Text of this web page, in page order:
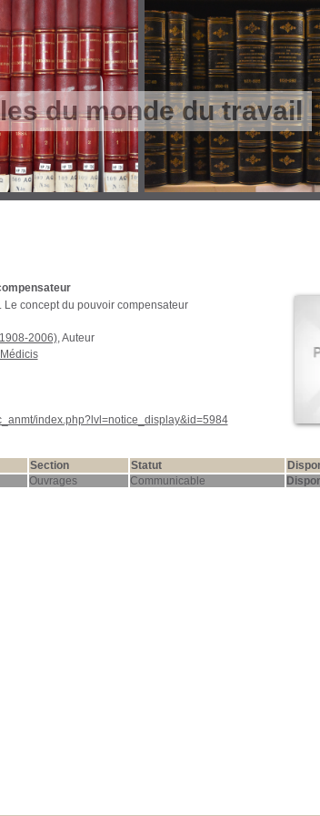
du monde du travail
Le concept du pouvoir compensateur
2006), Auteur
index.php?lvl=notice_display&id=5984
Section Statut
Ouvrages Communicable